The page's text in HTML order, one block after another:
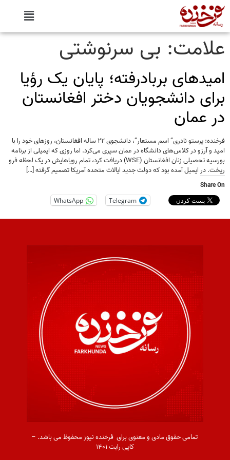
علامت: بی سرنوشتی
امیدهای بربادرفته؛ پایان یک رؤیا
برای دانشجویان دختر افغانستان
در عمان
فرخنده: پرستو نادری” اسم مستعار”، دانشجوی ۲۲ ساله افغانستان، روزهای خود را با
امید و آرزو در کلاس‌های دانشگاه در عمان سپری می‌کرد. اما روزی که ایمیلی از برنامه
بورسیه تحصیلی زنان افغانستان (WSE) دریافت کرد، تمام رویاهایش در یک لحظه فرو
ریخت. در ایمیل آمده بود که دولت جدید ایالات متحده آمریکا تصمیم گرفته […]
Share On
Telegram
WhatsApp
تمامی حقوق مادی و معنوی برای فرخنده نیوز محفوظ می باشد. –
کاپی رایت ۱۴۰۱